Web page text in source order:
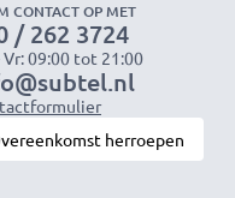
CONTACT OP MET
/ 262 3724
Vr: 09:00 tot 21:00
herroepen